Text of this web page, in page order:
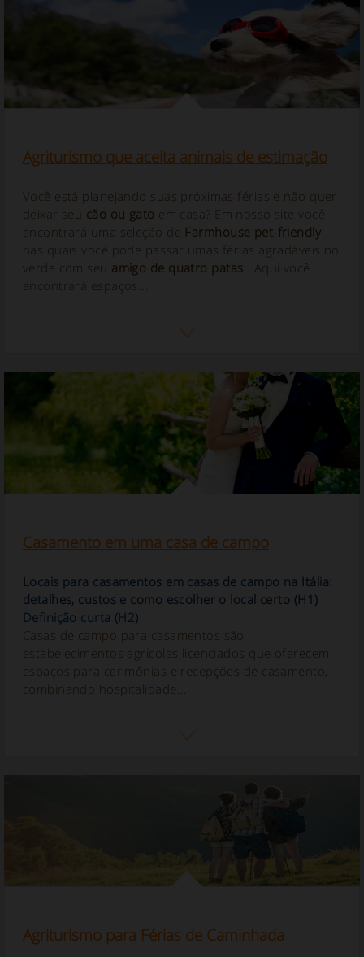
Agriturismo que aceita animais de estimação
Você está planejando suas próximas férias e não quer
deixar seu cão ou gato em casa? Em nosso site você
encontrará uma seleção de Farmhouse pet-friendly
nas quais você pode passar umas férias agradáveis no
verde com seu amigo de quatro patas . Aqui você
encontrará espaços...
Casamento em uma casa de campo
Locais para casamentos em casas de campo na Itália:
detalhes, custos e como escolher o local certo (H1)
Definição curta (H2)
Casas de campo para casamentos são
estabelecimentos agrícolas licenciados que oferecem
espaços para cerimônias e recepções de casamento,
combinando hospitalidade...
Agriturismo para Férias de Caminhada